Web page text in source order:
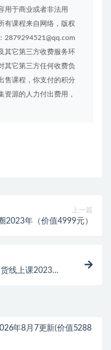
用于商业或者非法用
有课程来自网络，版权
2879294521@qq.com
其它第三方收费服务环
其它第三方任何收费负
售课程，你支付的积分
资源的人力付出费用，
上一篇
2023年（价值4999元）
线上课2023年
年8月7更新(价值5288